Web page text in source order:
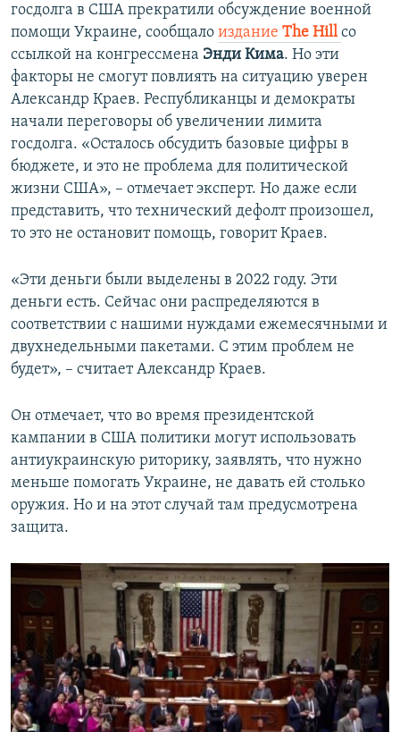
госдолга в США прекратили обсуждение военной
помощи Украине, сообщало издание The Hillсо
ссылкой на конгрессмена Энди Кима. Но эти
факторы не смогут повлиять на ситуацию уверен
Александр Краев. Республиканцы и демократы
начали переговоры об увеличении лимита
госдолга. «Осталось обсудить базовые цифры в
бюджете, и это не проблема для политической
жизни США», – отмечает эксперт. Но даже если
представить, что технический дефолт произошел,
то это не остановит помощь, говорит Краев.
«Эти деньги были выделены в 2022 году. Эти
деньги есть. Сейчас они распределяются в
соответствии с нашими нуждами ежемесячными и
двухнедельными пакетами. С этим проблем не
будет», – считает Александр Краев.
Он отмечает, что во время президентской
кампании в США политики могут использовать
антиукраинскую риторику, заявлять, что нужно
меньше помогать Украине, не давать ей столько
оружия. Но и на этот случай там предусмотрена
защита.